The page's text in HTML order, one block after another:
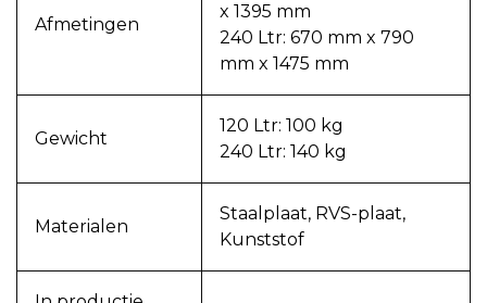
Afmetingen
x 1395 mm
240 Ltr: 670 mm x 790
mm x 1475 mm
Gewicht
120 Ltr: 100 kg
240 Ltr: 140 kg
Materialen
Staalplaat, RVS-plaat,
Kunststof